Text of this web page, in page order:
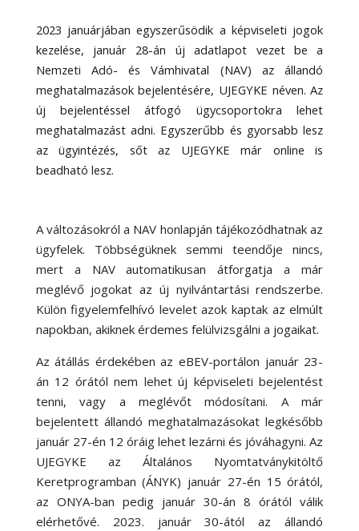
2023 januárjában egyszerűsödik a képviseleti jogok
kezelése, január 28-án új adatlapot vezet be a
Nemzeti Adó- és Vámhivatal (NAV) az állandó
meghatalmazások bejelentésére, UJEGYKE néven. Az
új bejelentéssel átfogó ügycsoportokra lehet
meghatalmazást adni. Egyszerűbb és gyorsabb lesz
az ügyintézés, sőt az UJEGYKE már online is
beadható lesz.
A változásokról a NAV honlapján tájékozódhatnak az
ügyfelek. Többségüknek semmi teendője nincs,
mert a NAV automatikusan átforgatja a már
meglévő jogokat az új nyilvántartási rendszerbe.
Külön figyelemfelhívó levelet azok kaptak az elmúlt
napokban, akiknek érdemes felülvizsgálni a jogaikat.
Az átállás érdekében az eBEV-portálon január 23-
án 12 órától nem lehet új képviseleti bejelentést
tenni, vagy a meglévőt módosítani. A már
bejelentett állandó meghatalmazásokat legkésőbb
január 27-én 12 óráig lehet lezárni és jóváhagyni. Az
UJEGYKE az Általános Nyomtatványkitöltő
Keretprogramban (ÁNYK) január 27-én 15 órától,
az ONYA-ban pedig január 30-án 8 órától válik
elérhetővé. 2023. január 30-ától az állandó